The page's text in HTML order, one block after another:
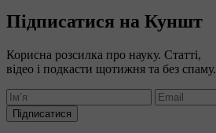
Підписатися на Куншт
Корисна розсилка про науку. Статті,
відео і подкасти щотижня та без спаму.
Підписатися